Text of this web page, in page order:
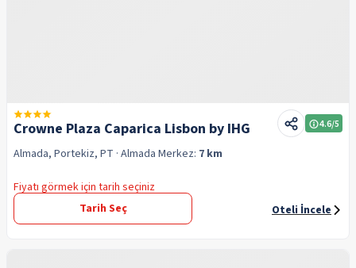
Crowne Plaza Caparica Lisbon by IHG 4.6/5
Almada, Portekiz, PT · Almada Merkez: 7 km
Fiyatı görmek için tarih seçiniz
Tarih Seç
Oteli İncele